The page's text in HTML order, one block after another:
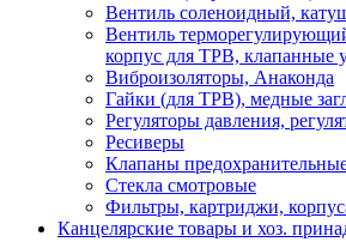
Вентиль соленоидный,
Вентиль
корпус для ТРВ, клапанные
Виброизоляторы, Анаконда
Гайки (для ТРВ), медные
Регуляторы давления,
Ресиверы
Клапаны
Стекла смотровые
Фильтры, картриджи,
Канцелярские товары и хоз.